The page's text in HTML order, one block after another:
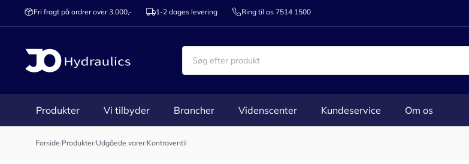
Fri fragt på ordrer over 3.000,- 1-2 dages levering Ring til os 7514 1500
Produkter Vi tilbyder Brancher Videnscenter Kundeservice Om os
Forside/Produkter/Udgåede varer/Kontraventil